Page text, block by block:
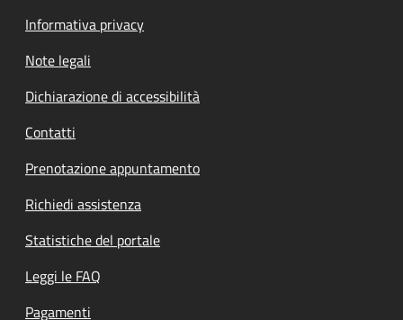
Informativa privacy
Note legali
Dichiarazione di accessibilità
Contatti
Prenotazione appuntamento
Richiedi assistenza
Statistiche del portale
Leggi le FAQ
Pagamenti